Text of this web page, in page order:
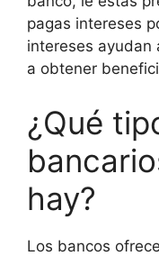
pagas intereses
intereses ayudan
a obtener
¿Qué
hay?
Los bancos